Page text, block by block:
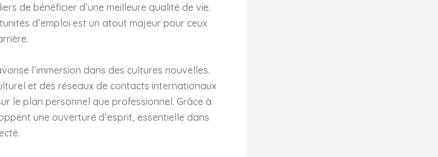
de bénéficier d’une meilleure qualité de vie.
d’emploi est un atout majeur pour ceux
l’immersion dans des cultures nouvelles.
et des réseaux de contacts internationaux
le plan personnel que professionnel. Grâce à
une ouverture d’esprit, essentielle dans